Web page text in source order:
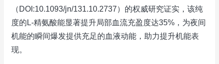
（DOI:10.1093/jn/131.10.2737）的权威研究证实，该纯
度的L-精氨酸能显著提升局部血流充盈度达35%，为夜间
机能的瞬间爆发提供充足的血液动能，助力提升机能表
现。